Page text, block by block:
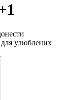
для улюблених